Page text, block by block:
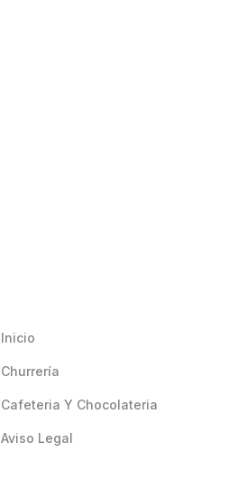
Inicio
Churrería
Cafeteria Y Chocolateria
Aviso Legal